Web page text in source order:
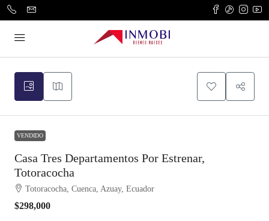
VENDIDO
Casa Tres Departamentos Por Estrenar,
Totoracocha
Totoracocha, Cuenca, Azuay, Ecuador
$298,000